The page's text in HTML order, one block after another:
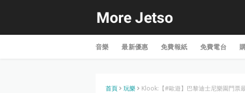
音樂 最新優惠 免費報紙 免費電台
首頁 玩樂 Klook:【#歐遊】巴黎迪士尼樂園門票